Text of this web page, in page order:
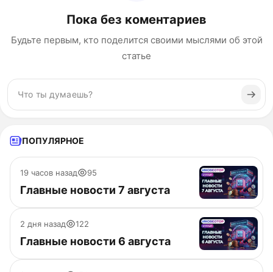
Пока без коментариев
Будьте первым, кто поделится своими мыслями об этой
статье
ПОПУЛЯРНОЕ
19 часов назад 95
Главные новости 7 августа
2 дня назад 122
Главные новости 6 августа